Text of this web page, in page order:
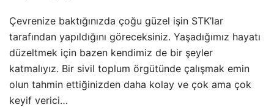
Çevrenize baktığınızda çoğu güzel işin STK’lar
tarafından yapıldığını göreceksiniz. Yaşadığımız hayatı
düzeltmek için bazen kendimiz de bir şeyler
katmalıyız. Bir sivil toplum örgütünde çalışmak emin
olun tahmin ettiğinizden daha kolay ve çok ama çok
keyif verici…